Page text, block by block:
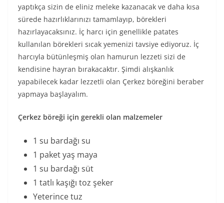
yaptıkça sizin de eliniz meleke kazanacak ve daha kısa
sürede hazırlıklarınızı tamamlayıp, börekleri
hazırlayacaksınız. İç harcı için genellikle patates
kullanılan börekleri sıcak yemenizi tavsiye ediyoruz. İç
harcıyla bütünleşmiş olan hamurun lezzeti sizi de
kendisine hayran bırakacaktır. Şimdi alışkanlık
yapabilecek kadar lezzetli olan Çerkez böreğini beraber
yapmaya başlayalım.
Çerkez böreği için gerekli olan malzemeler
1 su bardağı su
1 paket yaş maya
1 su bardağı süt
1 tatlı kaşığı toz şeker
Yeterince tuz